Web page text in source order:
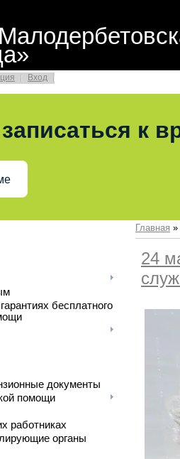
Вход
к
бесплатного
документы
помощи
работниках
органы
Главная »
24